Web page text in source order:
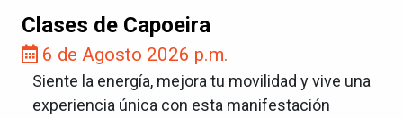
Clases de Capoeira
6 de Agosto 2026 p.m.
Siente la energía, mejora tu movilidad y vive una
experiencia única con esta manifestación